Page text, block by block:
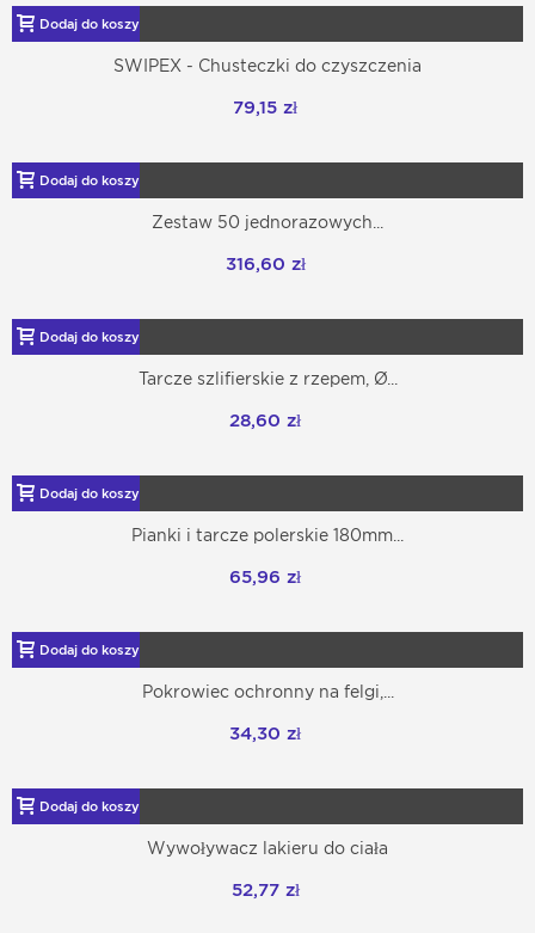
Dodaj do koszyka
SWIPEX - Chusteczki do czyszczenia
79,15 zł
Dodaj do koszyka
Zestaw 50 jednorazowych...
316,60 zł
Dodaj do koszyka
Tarcze szlifierskie z rzepem, Ø...
28,60 zł
Dodaj do koszyka
Pianki i tarcze polerskie 180mm...
65,96 zł
Dodaj do koszyka
Pokrowiec ochronny na felgi,...
34,30 zł
Dodaj do koszyka
Wywoływacz lakieru do ciała
52,77 zł